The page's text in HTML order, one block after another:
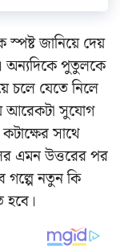
জানিয়ে দেয়
অন্যদিকে পুতুলকে
চলে যেতে নিলে
আরেকটা সুযোগ
সাথে
এমন উত্তরের পর
নতুন কি